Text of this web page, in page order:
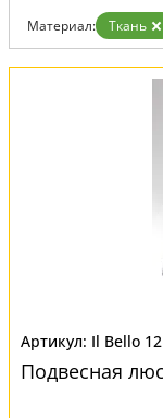
Материал: Ткань
Тип:
Подвесные
Il Bello
Подвесная